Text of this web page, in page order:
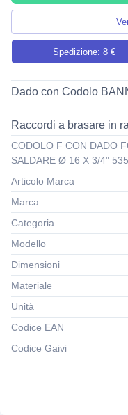
Spedizione: 8 €
Dado con Codolo
Raccordi a brasare in
Disponibili nei diametri
Realizzati in rame,
Idonei per utilizzo
acqua di mare).
Il capillare è conforme
linee guida di qualità
La serie Accessori
saldanti per brsatura
CODOLO F CON DADO
SALDARE Ø 16 X 3/4"
Articolo Marca
Marca
Categoria
Modello
Dimensioni
Materiale
Unità
Codice EAN
Codice Gaivi